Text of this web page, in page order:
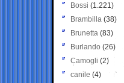
Bossi (1.221)
Brambilla (38)
Brunetta (83)
Burlando (26)
Camogli (2)
canile (4)